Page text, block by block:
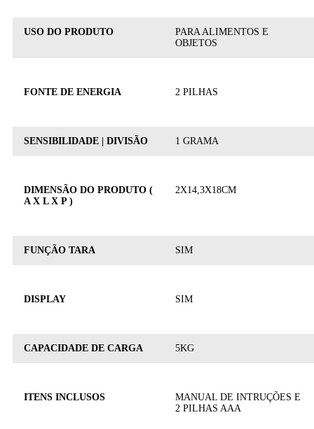
USO DO PRODUTO
PARA ALIMENTOS E
OBJETOS
FONTE DE ENERGIA 2 PILHAS
SENSIBILIDADE | DIVISÃO 1 GRAMA
DIMENSÃO DO PRODUTO (
A X L X P )
2X14,3X18CM
FUNÇÃO TARA SIM
DISPLAY SIM
CAPACIDADE DE CARGA 5KG
ITENS INCLUSOS
MANUAL DE INTRUÇÕES E
2 PILHAS AAA